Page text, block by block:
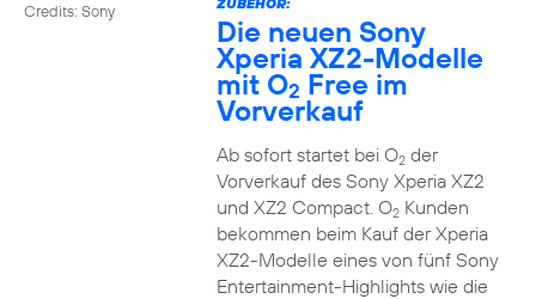
Credits: Sony
Die neuen Sony
Xperia XZ2-Modelle
mit O2 Free im
Vorverkauf
Ab sofort startet bei O2der
Vorverkauf des Sony Xperia XZ2
und XZ2 Compact. O2Kunden
bekommen beim Kauf der Xperia
XZ2-Modelle eines von fünf Sony
Entertainment-Highlights wie die